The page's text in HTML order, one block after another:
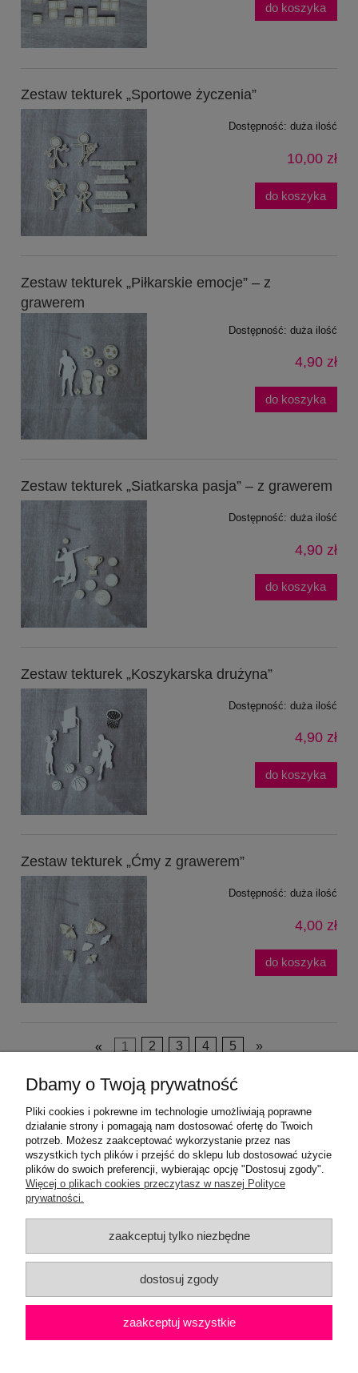
do koszyka
Zestaw tekturek „Sportowe życzenia”
Dostępność: duża ilość
10,00 zł
do koszyka
Zestaw tekturek „Piłkarskie emocje” – z
grawerem
Dostępność: duża ilość
4,90 zł
do koszyka
Zestaw tekturek „Siatkarska pasja” – z grawerem
Dostępność: duża ilość
4,90 zł
do koszyka
Zestaw tekturek „Koszykarska drużyna”
Dostępność: duża ilość
4,90 zł
do koszyka
Zestaw tekturek „Ćmy z grawerem”
Dostępność: duża ilość
4,00 zł
do koszyka
« 1 2 3 4 5 »
Pomoc
Moje konto
Płatności i dostawa
Informacje
Dbamy o Twoją prywatność
Pliki cookies i pokrewne im technologie umożliwiają poprawne
działanie strony i pomagają nam dostosować ofertę do Twoich
potrzeb. Możesz zaakceptować wykorzystanie przez nas
wszystkich tych plików i przejść do sklepu lub dostosować użycie
plików do swoich preferencji, wybierając opcję "Dostosuj zgody".
Więcej o plikach cookies przeczytasz w naszej Polityce
prywatności.
zaakceptuj tylko niezbędne
dostosuj zgody
zaakceptuj wszystkie